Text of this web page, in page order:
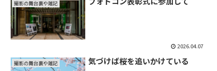
撮影の舞台裏や雑記
2026.04.07
撮影の舞台裏や雑記 気づけば桜を追いかけている